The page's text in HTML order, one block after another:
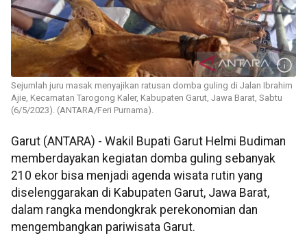
Sejumlah juru masak menyajikan ratusan domba guling di Jalan Ibrahim
Ajie, Kecamatan Tarogong Kaler, Kabupaten Garut, Jawa Barat, Sabtu
(6/5/2023). (ANTARA/Feri Purnama).
Garut (ANTARA) - Wakil Bupati Garut Helmi Budiman
memberdayakan kegiatan domba guling sebanyak
210 ekor bisa menjadi agenda wisata rutin yang
diselenggarakan di Kabupaten Garut, Jawa Barat,
dalam rangka mendongkrak perekonomian dan
mengembangkan pariwisata Garut.